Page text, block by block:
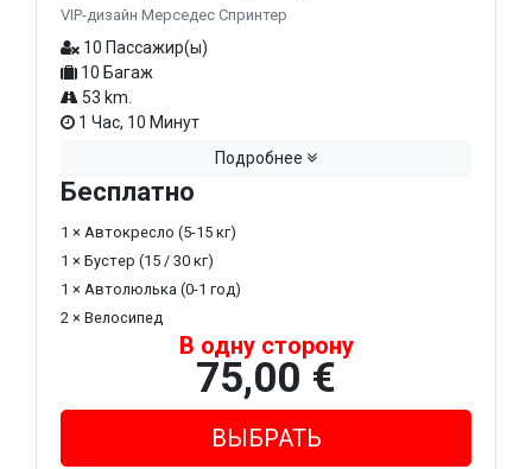
VIP-дизайн Мерседес Спринтер
10 Пассажир(ы)
10 Багаж
53 km.
1 Час, 10 Минут
Подробнее
Бесплатно
1 × Автокресло (5-15 кг)
1 × Бустер (15 / 30 кг)
1 × Автолюлька (0-1 год)
2 × Велосипед
В одну сторону
75,00 €